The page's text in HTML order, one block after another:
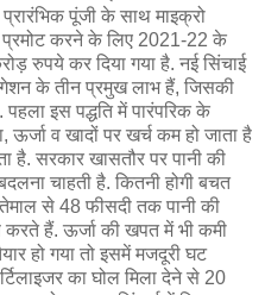
पूंजी के साथ माइक्रो
प्रमोट करने के लिए 2021-22 के
रुपये कर दिया गया है. नई सिंचाई
के तीन प्रमुख लाभ हैं, जिसकी
इस पद्धति में पारंपरिक के
व खादों पर खर्च कम हो जाता है
है. सरकार खासतौर पर पानी की
चाहती है. कितनी होगी बचत
से 48 फीसदी तक पानी की
करते हैं. ऊर्जा की खपत में भी कमी
हो गया तो इसमें मजदूरी घट
का घोल मिला देने से 20